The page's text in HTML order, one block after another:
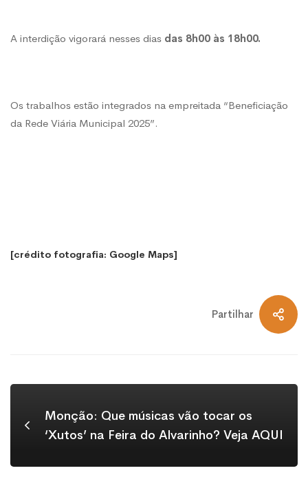
A interdição vigorará nesses dias das 8h00 às 18h00.
Os trabalhos estão integrados na empreitada “Beneficiação
da Rede Viária Municipal 2025”.
[crédito fotografia: Google Maps]
Partilhar
Monção: Que músicas vão tocar os
‘Xutos’ na Feira do Alvarinho? Veja AQUI